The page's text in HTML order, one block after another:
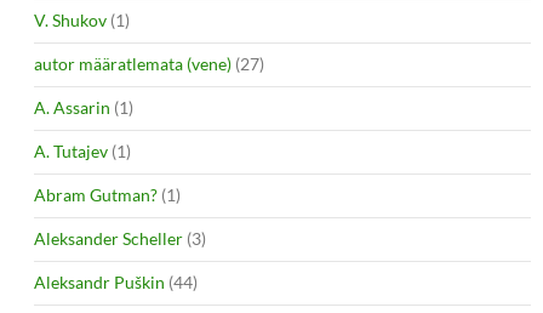
V. Shukov (1)
autor määratlemata (vene) (27)
A. Assarin (1)
A. Tutajev (1)
Abram Gutman? (1)
Aleksander Scheller (3)
Aleksandr Puškin (44)